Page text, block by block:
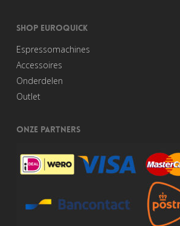
SHOP EUROQUICK
Espressomachines
Accessoires
Onderdelen
Outlet
ONZE PARTNERS